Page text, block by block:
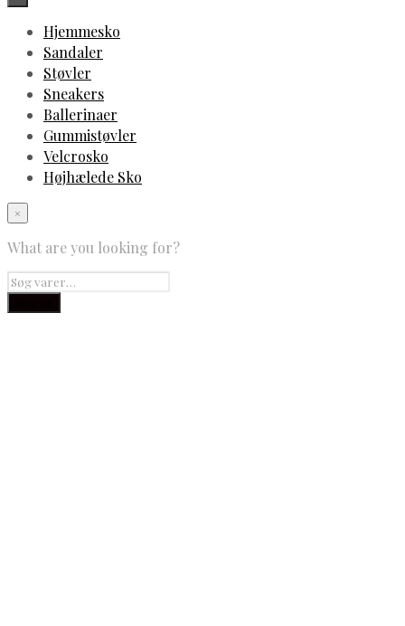
Hjemmesko
Sandaler
Støvler
Sneakers
Ballerinaer
Gummistøvler
Velcrosko
Højhælede Sko
×
What are you looking for?